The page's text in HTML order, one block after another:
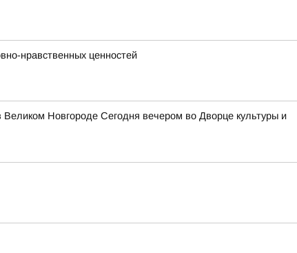
нравственных ценностей
Новгороде Сегодня вечером во Дворце культуры и